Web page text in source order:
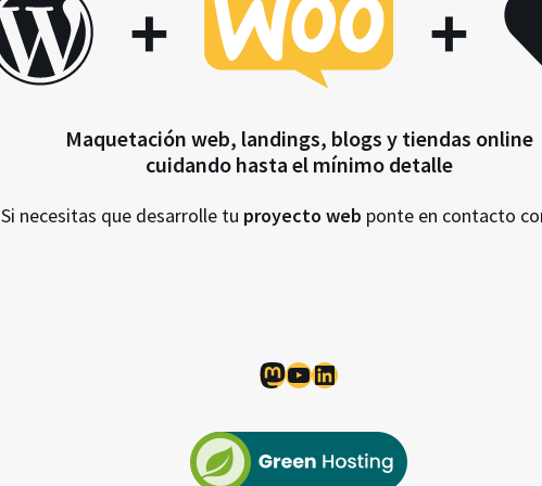
+ +
Maquetación web, landings, blogs y tiendas online
cuidando hasta el mínimo detalle
Si necesitas que desarrolle tu proyecto web ponte en contacto
Mastodon
YouTube
LinkedIn